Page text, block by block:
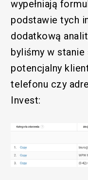
wypełniają
podstawie tych
dodatkową
byliśmy w
potencjalny
telefonu czy
Invest: